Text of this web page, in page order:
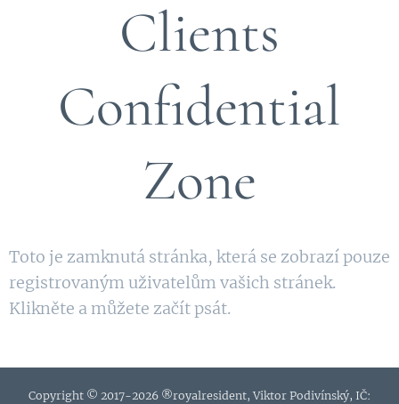
Clients
Confidential
Zone
Toto je zamknutá stránka, která se zobrazí pouze
registrovaným uživatelům vašich stránek.
Klikněte a můžete začít psát.
Copyright © 2017-2026 ®royalresident, Viktor Podivínský, IČ: